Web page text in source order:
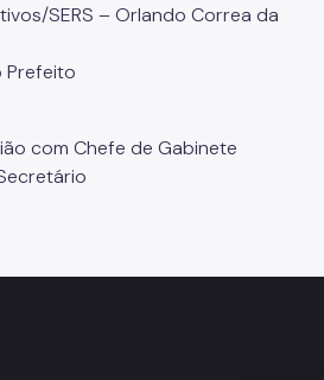
SERS – Orlando Correa da
Prefeito
com Chefe de Gabinete